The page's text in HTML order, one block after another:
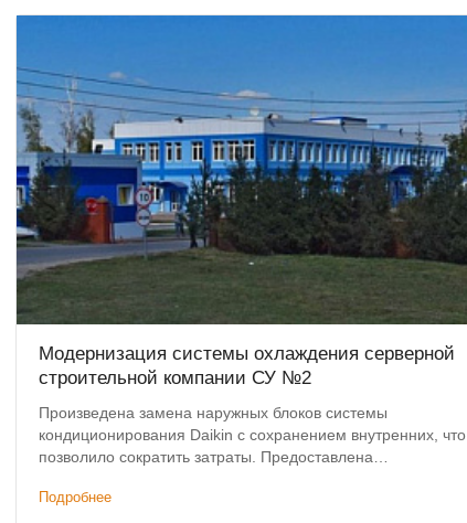
Модернизация системы охлаждения серверной
строительной компании СУ №2
Произведена замена наружных блоков системы
кондиционирования Daikin с сохранением внутренних, что
позволило сократить затраты. Предоставлена
Подробнее